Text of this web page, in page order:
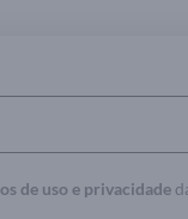
de uso e privacidade